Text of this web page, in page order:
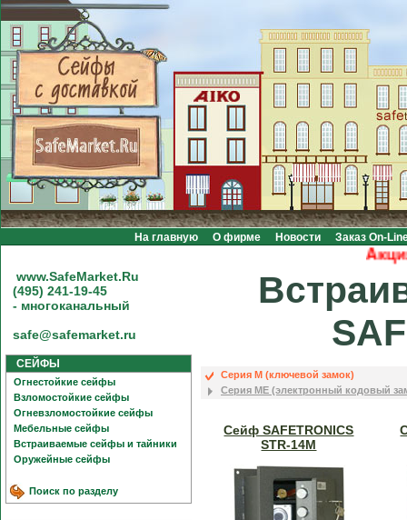
На главную О фирме Новости Заказ On-
Акция!
www.SafeMarket.Ru
(495) 241-19-45
- многоканальный
safe@safemarket.ru
СЕЙФЫ
Огнестойкие сейфы
Взломостойкие сейфы
Огневзломостойкие сейфы
Мебельные сейфы
Встраиваемые сейфы и тайники
Оружейные сейфы
Поиск по разделу
Серия M (ключевой замок)
Серия ME (электронный кодовый
Сейф SAFETRONICS
STR-14M